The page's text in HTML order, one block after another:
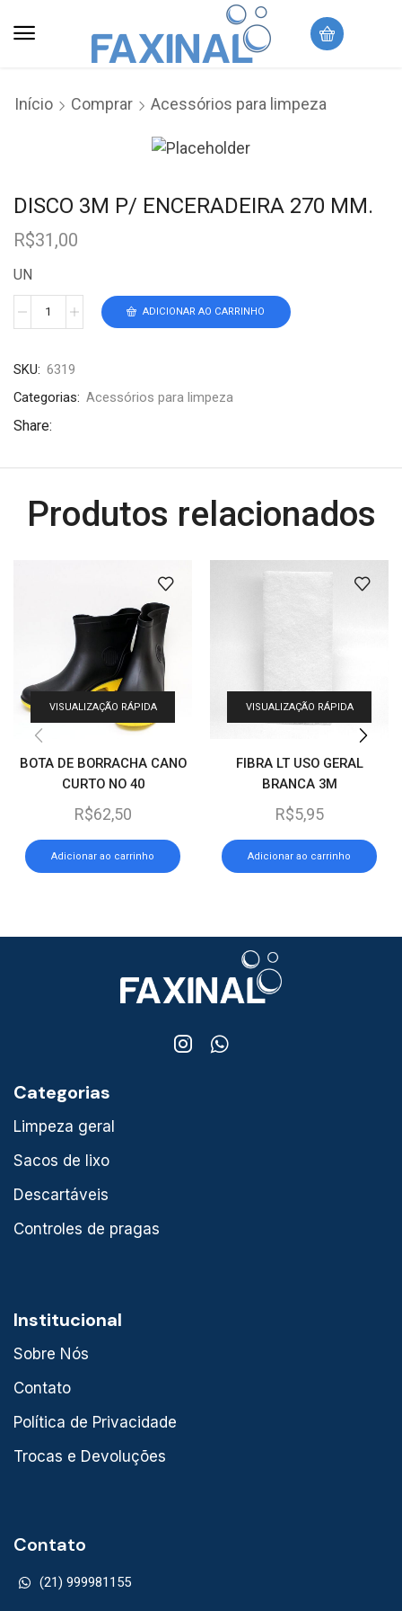
Início Comprar Acessórios para limpeza
DISCO 3M P/ ENCERADEIRA 270 MM.
R$31,00
UN
ADICIONAR AO CARRINHO
SKU: 6319
Categorias: Acessórios para limpeza
Share:
Produtos relacionados
VISUALIZAÇÃO RÁPIDA
BOTA DE BORRACHA CANO
CURTO NO 40
R$62,50
Adicionar ao carrinho
VISUALIZAÇÃO RÁPIDA
FIBRA LT USO GERAL
BRANCA 3M
R$5,95
Adicionar ao carrinho
Categorias
Limpeza geral
Sacos de lixo
Descartáveis
Controles de pragas
Institucional
Sobre Nós
Contato
Política de Privacidade
Trocas e Devoluções
Contato
(21) 999981155